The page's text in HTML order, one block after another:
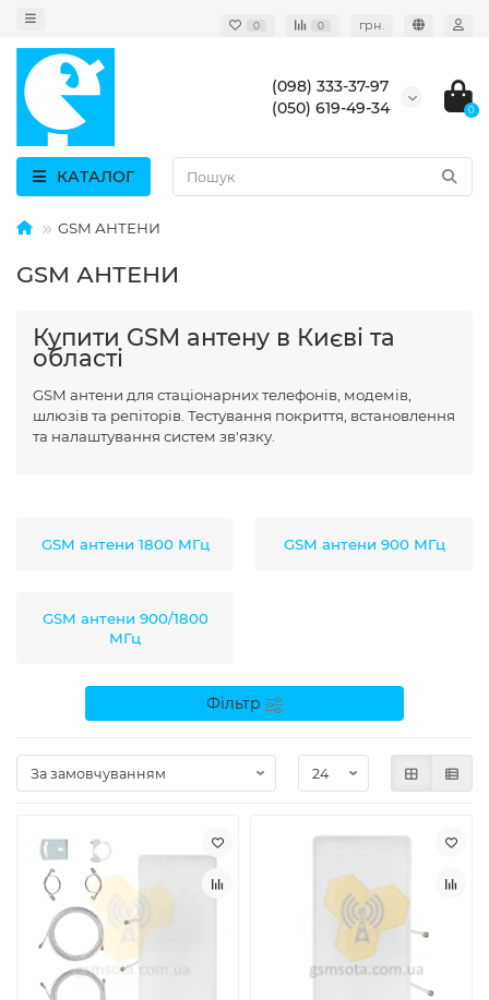
0 0 грн.
(098) 333-37-97
(050) 619-49-34
0
КАТАЛОГ
GSM АНТЕНИ
GSM АНТЕНИ
Купити GSM антену в Києві та
області
GSM антени для стаціонарних телефонів, модемів,
шлюзів та репіторів. Тестування покриття, встановлення
та налаштування систем зв'язку.
GSM антени 1800 МГц GSM антени 900 МГц
GSM антени 900/1800
МГц
Фільтр